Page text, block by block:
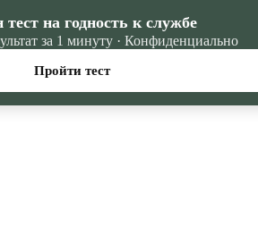
на годность к службе
за 1 минуту · Конфиденциально
Пройти тест